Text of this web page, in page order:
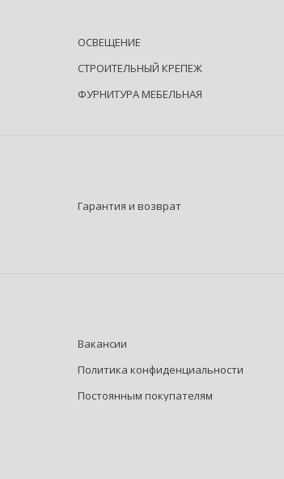
ОСВЕЩЕНИЕ
СТРОИТЕЛЬНЫЙ КРЕПЕЖ
ФУРНИТУРА МЕБЕЛЬНАЯ
Гарантия и возврат
Вакансии
Политика конфиденциальности
Постоянным покупателям